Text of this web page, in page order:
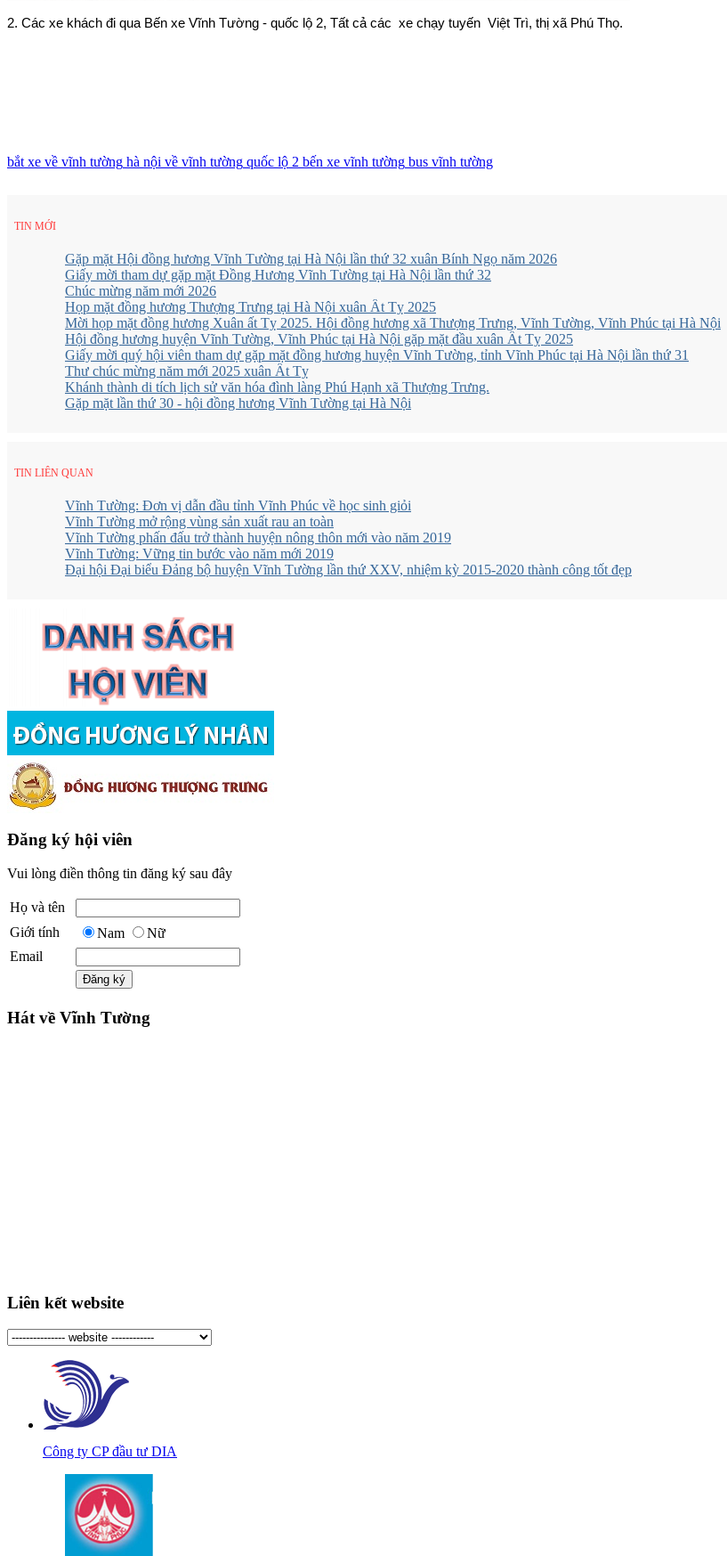
2. Các xe khách đi qua Bến xe Vĩnh Tường - quốc lộ 2, Tất cả các xe chạy tuyến Việt Trì, thị xã Phú Thọ.
bắt xe về vĩnh tường hà nội về vĩnh tường quốc lộ 2 bến xe vĩnh tường bus vĩnh tường
TIN MỚI
Gặp mặt Hội đồng hương Vĩnh Tường tại Hà Nội lần thứ 32 xuân Bính Ngọ năm 2026
Giấy mời tham dự gặp mặt Đồng Hương Vĩnh Tường tại Hà Nội lần thứ 32
Chúc mừng năm mới 2026
Họp mặt đồng hương Thượng Trưng tại Hà Nội xuân Ất Tỵ 2025
Mời họp mặt đồng hương Xuân ất Tỵ 2025. Hội đồng hương xã Thượng Trưng, Vĩnh Tường, Vĩnh Phúc tại Hà Nội
Hội đồng hương huyện Vĩnh Tường, Vĩnh Phúc tại Hà Nội gặp mặt đầu xuân Ất Tỵ 2025
Giấy mời quý hội viên tham dự gặp mặt đồng hương huyện Vĩnh Tường, tỉnh Vĩnh Phúc tại Hà Nội lần thứ 31
Thư chúc mừng năm mới 2025 xuân Ất Tỵ
Khánh thành di tích lịch sử văn hóa đình làng Phú Hạnh xã Thượng Trưng.
Gặp mặt lần thứ 30 - hội đồng hương Vĩnh Tường tại Hà Nội
TIN LIÊN QUAN
Vĩnh Tường: Đơn vị dẫn đầu tỉnh Vĩnh Phúc về học sinh giỏi
Vĩnh Tường mở rộng vùng sản xuất rau an toàn
Vĩnh Tường phấn đấu trở thành huyện nông thôn mới vào năm 2019
Vĩnh Tường: Vững tin bước vào năm mới 2019
Đại hội Đại biểu Đảng bộ huyện Vĩnh Tường lần thứ XXV, nhiệm kỳ 2015-2020 thành công tốt đẹp
Đăng ký hội viên
Vui lòng điền thông tin đăng ký sau đây
Họ và tên
Giới tính
Nam
Nữ
Email
Hát về Vĩnh Tường
Liên kết website
Công ty CP đầu tư DIA